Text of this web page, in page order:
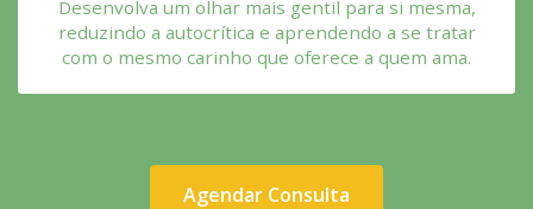
Desenvolva um olhar mais gentil para si mesma,
reduzindo a autocrítica e aprendendo a se tratar
com o mesmo carinho que oferece a quem ama.
Agendar Consulta